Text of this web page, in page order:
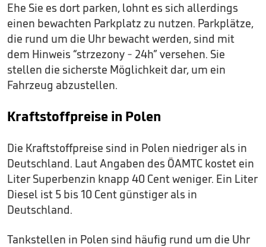
Ehe Sie es dort parken, lohnt es sich allerdings
einen bewachten Parkplatz zu nutzen. Parkplätze,
die rund um die Uhr bewacht werden, sind mit
dem Hinweis “strzezony - 24h” versehen. Sie
stellen die sicherste Möglichkeit dar, um ein
Fahrzeug abzustellen.
Kraftstoffpreise in Polen
Die Kraftstoffpreise sind in Polen niedriger als in
Deutschland. Laut Angaben des ÖAMTC kostet ein
Liter Superbenzin knapp 40 Cent weniger. Ein Liter
Diesel ist 5 bis 10 Cent günstiger als in
Deutschland.
Tankstellen in Polen sind häufig rund um die Uhr